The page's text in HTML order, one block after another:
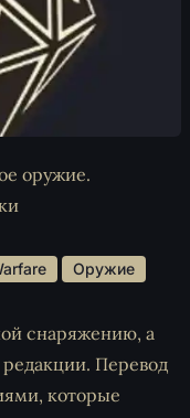
оружие.
Оружие
снаряжению, а
Перевод
которые